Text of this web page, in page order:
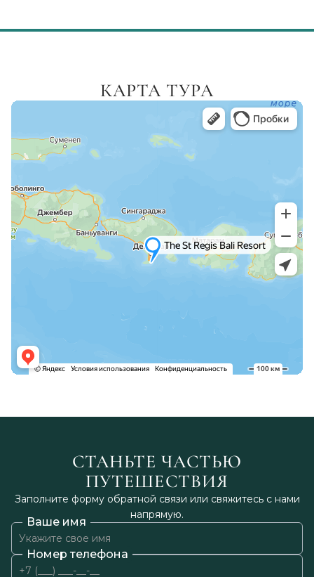
КАРТА ТУРА
СТАНЬТЕ ЧАСТЬЮ
ПУТЕШЕСТВИЯ
Заполните форму обратной связи или свяжитесь с нами
напрямую.
Ваше имя
Номер телефона